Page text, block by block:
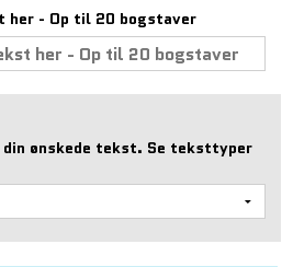
her - Op til 20 bogstaver
ønskede tekst. Se teksttyper